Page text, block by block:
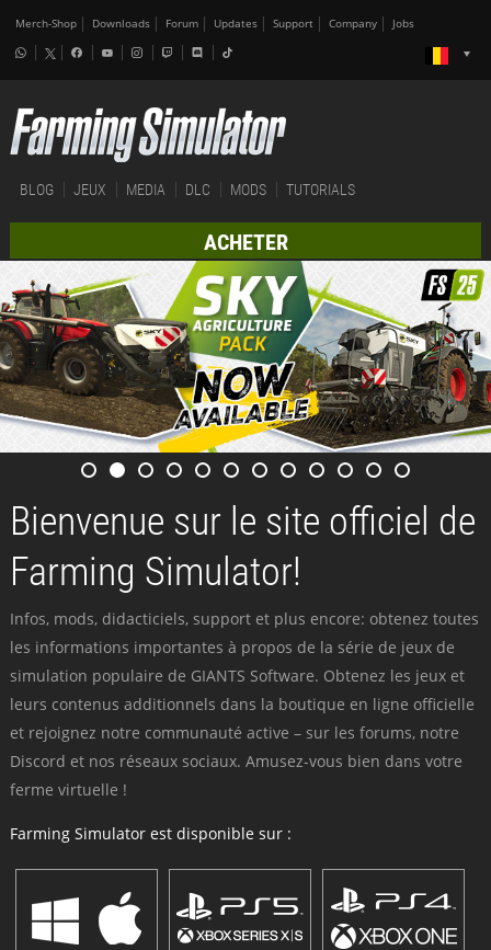
Merch-Shop Downloads Forum Updates Support Company Jobs
BLOG JEUX MEDIA DLC MODS TUTORIALS
ACHETER
Bienvenue sur le site officiel de
Farming Simulator!
Infos, mods, didacticiels, support et plus encore: obtenez toutes
les informations importantes à propos de la série de jeux de
simulation populaire de GIANTS Software. Obtenez les jeux et
leurs contenus additionnels dans la boutique en ligne officielle
et rejoignez notre communauté active – sur les forums, notre
Discord et nos réseaux sociaux. Amusez-vous bien dans votre
ferme virtuelle !
Farming Simulator est disponible sur :